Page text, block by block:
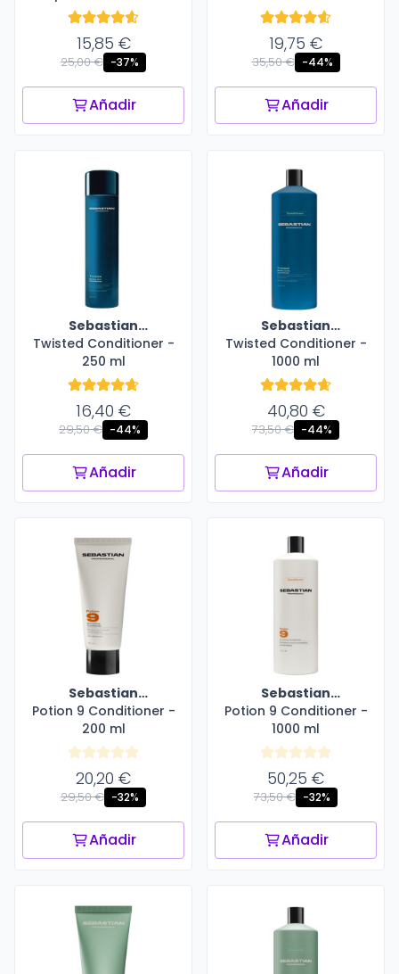
15,85 €
25,00 € -37%
Añadir
19,75 €
35,50 € -44%
Añadir
Sebastian
Professional
Twisted Conditioner -
250 ml
16,40 €
29,50 € -44%
Añadir
Sebastian
Professional
Twisted Conditioner -
1000 ml
40,80 €
73,50 € -44%
Añadir
Sebastian
Professional
Potion 9 Conditioner -
200 ml
20,20 €
29,50 € -32%
Añadir
Sebastian
Professional
Potion 9 Conditioner -
1000 ml
50,25 €
73,50 € -32%
Añadir